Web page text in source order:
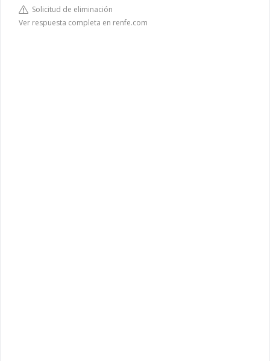
Solicitud de eliminación
Ver respuesta completa en renfe.com